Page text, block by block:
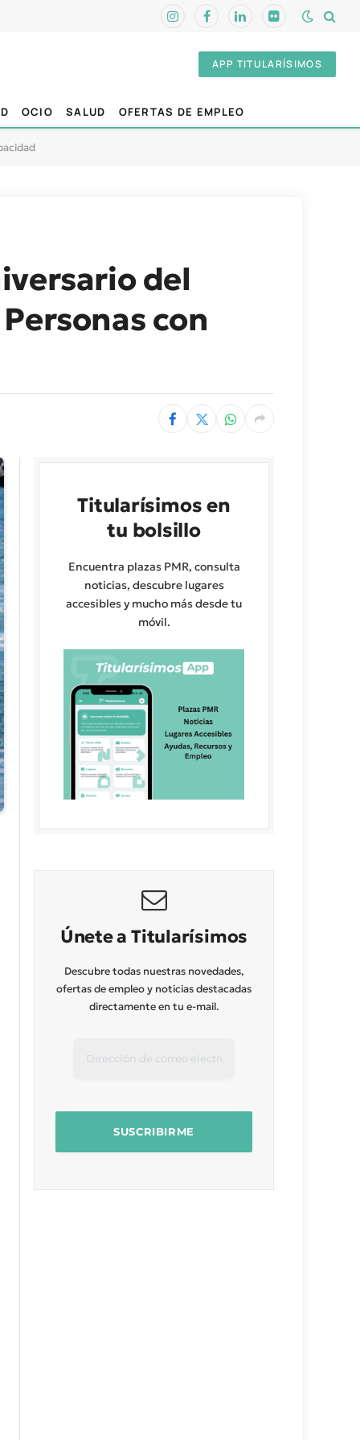
InstagramFacebookLinkedInFlickr
APP TITULARÍSIMOS
OCIO SALUD OFERTAS DE EMPLEO
del
con
Titularísimos en
tu bolsillo
Encuentra plazas PMR, consulta
noticias, descubre lugares
accesibles y mucho más desde tu
móvil.
Únete a Titularísimos
Descubre todas nuestras novedades,
ofertas de empleo y noticias destacadas
directamente en tu e-mail.